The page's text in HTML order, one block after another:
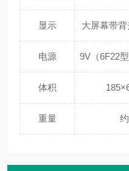
显示 大屏幕带
电源 9V（6F22
体积
重量